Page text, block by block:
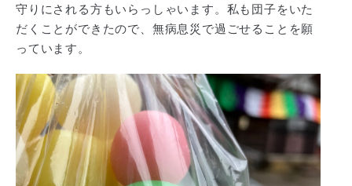
守りにされる方もいらっしゃいます。私も団子をいた
だくことができたので、無病息災で過ごせることを願
っています。